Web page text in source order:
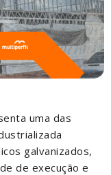
uma das
galvanizados,
de execução e